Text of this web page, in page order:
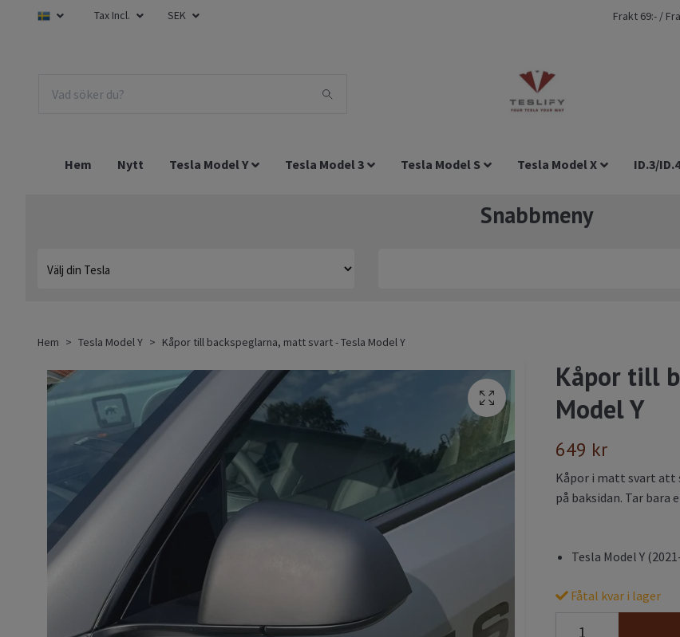
Tax Incl. SEK Frakt 69:- /
Hem Nytt Tesla Model Y Tesla Model 3 Tesla Model S Tesla Model X ID.3/
Snabbmeny
Hem Tesla Model Y Kåpor till backspeglarna, matt svart - Tesla Model Y
Kåpor till
Model Y
649 kr
Kåpor i matt svart att
på baksidan. Tar
Tesla Model Y
Fåtal kvar i lager